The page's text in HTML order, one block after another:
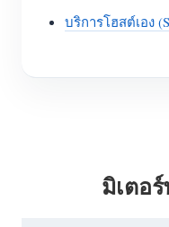
บริการโฮสต์เอง
มิเตอ